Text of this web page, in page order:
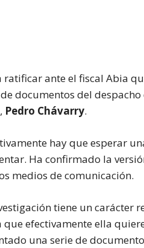
ratificar ante el fiscal Abia
documentos del
Pedro Chávarry.
hay que esperar
Ha confirmado la
medios de comunicación.
tiene un carácter
efectivamente ella
una serie de